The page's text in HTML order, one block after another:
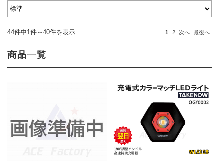
44件中1件～40件を表示 1 2 次へ 最後へ
商品一覧